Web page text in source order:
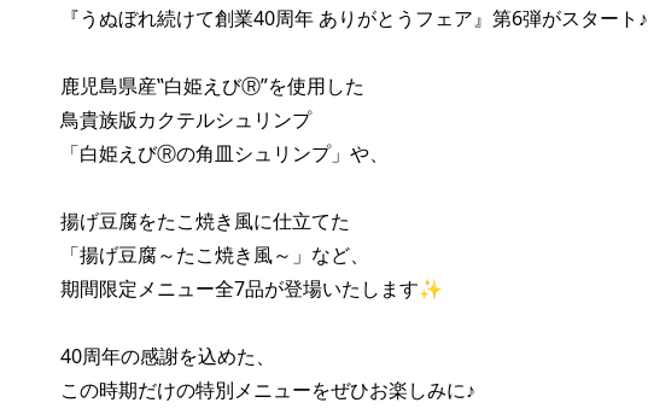
『うぬぼれ続けて創業40周年 ありがとうフェア』第6弾がスタート♪
鹿児島県産‟白姫えびⓇ”を使用した
鳥貴族版カクテルシュリンプ
「白姫えびⓇの角皿シュリンプ」や、
揚げ豆腐をたこ焼き風に仕立てた
「揚げ豆腐～たこ焼き風～」など、
期間限定メニュー全7品が登場いたします✨
40周年の感謝を込めた、
この時期だけの特別メニューをぜひお楽しみに♪